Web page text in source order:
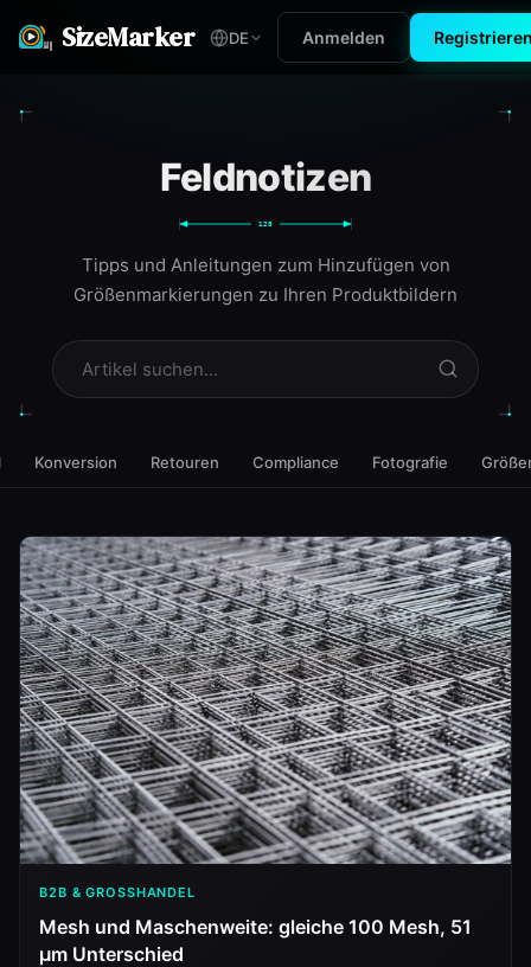
SizeMarker DE Anmelden
Feldnotizen
128
Tipps und Anleitungen zum Hinzufügen von
Größenmarkierungen zu Ihren Produktbildern
Konversion Retouren Compliance Fotografie
B2B & GROSSHANDEL
Mesh und Maschenweite: gleiche 100 Mesh, 51
µm Unterschied